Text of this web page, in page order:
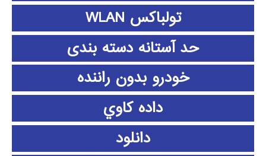
تولباکس WLAN
حد آستانه دسته بندی
خودرو بدون راننده
داده كاوي
دانلود